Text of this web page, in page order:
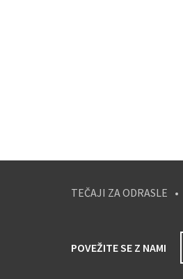
TEČAJI ZA ODRASLE
POVEŽITE SE Z NAMI